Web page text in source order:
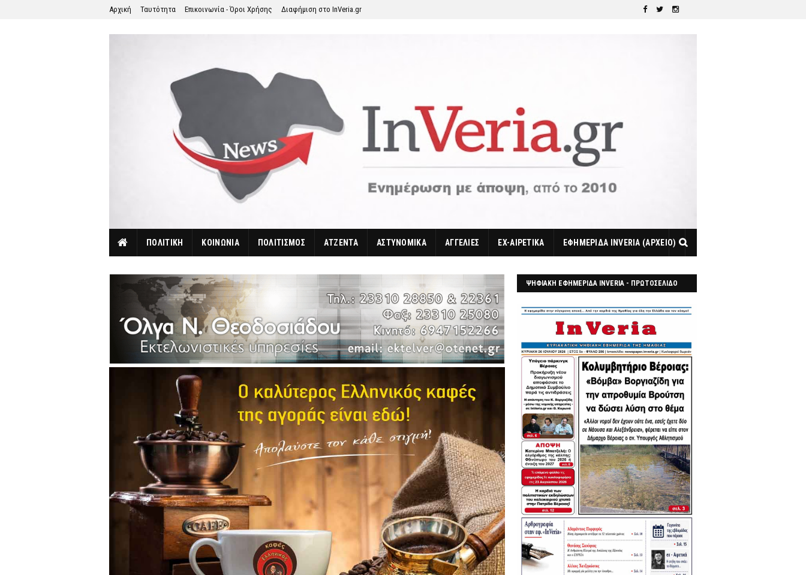
Αρχική Ταυτότητα Επικοινωνία - Όροι Χρήσης Διαφήμιση στο InVeria.gr
ΠΟΛΙΤΙΚΗ ΚΟΙΝΩΝΙΑ ΠΟΛΙΤΙΣΜΟΣ ΑΤΖΕΝΤΑ ΑΣΤΥΝΟΜΙΚΑ ΑΓΓΕΛΙΕΣ EX-ΑΙΡΕΤΙΚΑ ΕΦΗΜΕΡΙΔΑ INVERIA (ΑΡΧΕΙΟ)
ΨΗΦΙΑΚΗ ΕΦΗΜΕΡΙΔΑ INVERIA - ΠΡΩΤΟΣΕΛΙΔΟ